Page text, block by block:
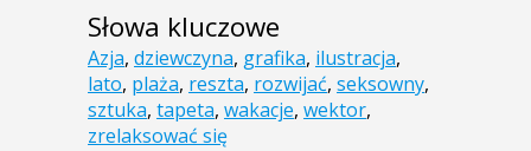
Słowa kluczowe
Azja, dziewczyna, grafika, ilustracja,
lato, plaża, reszta, rozwijać, seksowny,
sztuka, tapeta, wakacje, wektor,
zrelaksować się